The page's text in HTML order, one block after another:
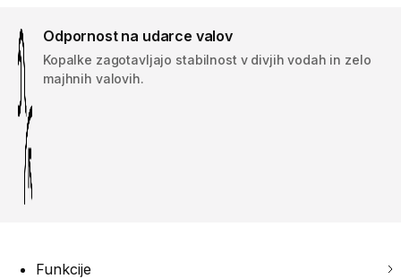
Odpornost na udarce valov
Kopalke zagotavljajo stabilnost v divjih vodah in zelo
majhnih valovih.
Funkcije